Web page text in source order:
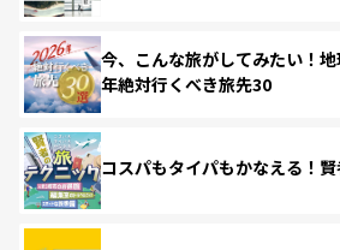
今、こんな旅がしてみたい！
年絶対行くべき旅先30
コスパもタイパもかなえる！